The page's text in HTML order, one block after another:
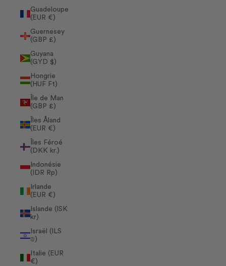
Guadeloupe
(EUR €)
Guernesey
(GBP £)
Guyana
(GYD $)
Hongrie
(HUF Ft)
Île de Man
(GBP £)
Îles Åland
(EUR €)
Îles Féroé
(DKK kr.)
Indonésie
(IDR Rp)
Irlande
(EUR €)
Islande (ISK
kr)
Israël (ILS
₪)
Italie (EUR
€)